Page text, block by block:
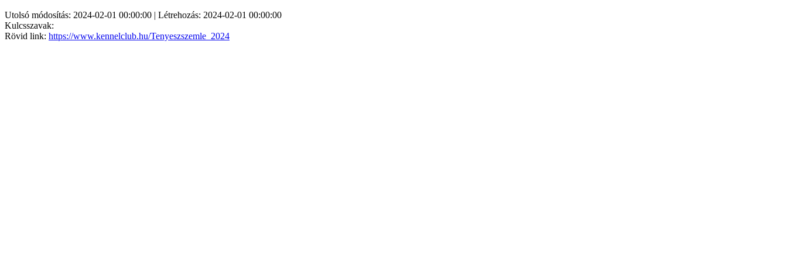
Utolsó módosítás: 2024-02-01 00:00:00 | Létrehozás: 2024-02-01 00:00:00
Kulcsszavak:
Rövid link: https://www.kennelclub.hu/Tenyeszszemle_2024